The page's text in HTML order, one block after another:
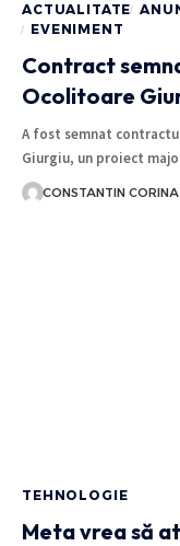
ACTUALITATE
EVENIMENT
Contract
Ocolitoare
A fost semnat
Giurgiu, un proiect
CONSTANTIN CORINA
TEHNOLOGIE
Meta vrea să